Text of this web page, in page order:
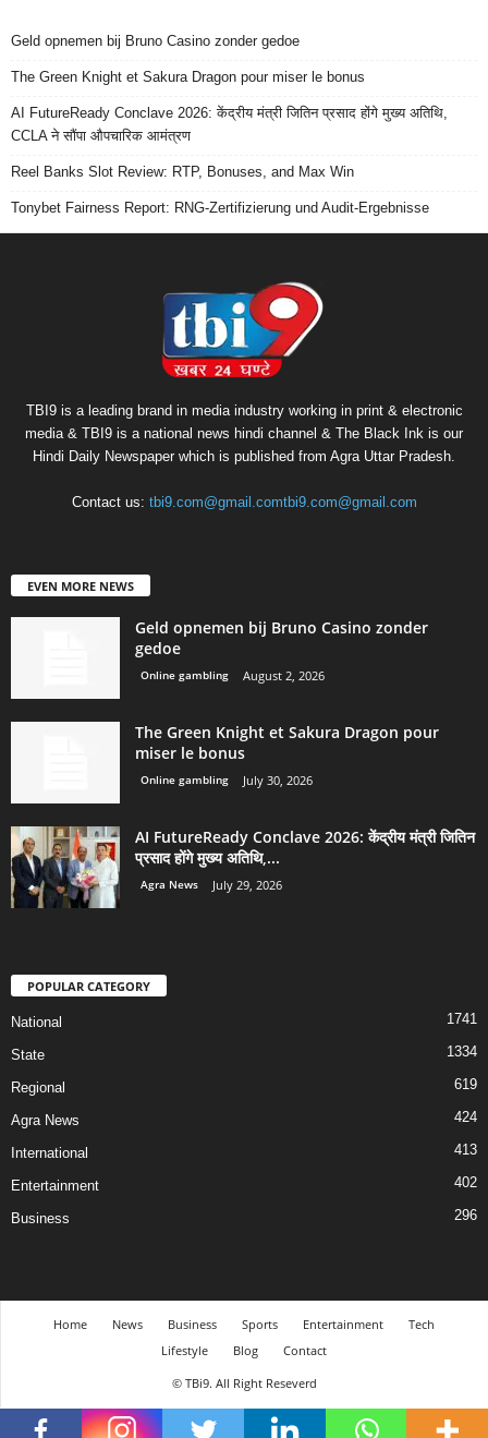
Geld opnemen bij Bruno Casino zonder gedoe
The Green Knight et Sakura Dragon pour miser le bonus
AI FutureReady Conclave 2026: केंद्रीय मंत्री जितिन प्रसाद होंगे मुख्य अतिथि,
CCLA ने सौंपा औपचारिक आमंत्रण
Reel Banks Slot Review: RTP, Bonuses, and Max Win
Tonybet Fairness Report: RNG-Zertifizierung und Audit-Ergebnisse
TBI9 is a leading brand in media industry working in print & electronic
media & TBI9 is a national news hindi channel & The Black Ink is our
Hindi Daily Newspaper which is published from Agra Uttar Pradesh.
Contact us: tbi9.com@gmail.comtbi9.com@gmail.com
EVEN MORE NEWS
Geld opnemen bij Bruno Casino zonder
gedoe
Online gambling August 2, 2026
The Green Knight et Sakura Dragon pour
miser le bonus
Online gambling July 30, 2026
AI FutureReady Conclave 2026: केंद्रीय मंत्री जितिन
प्रसाद होंगे मुख्य अतिथि,...
Agra News July 29, 2026
POPULAR CATEGORY
National 1741
State 1334
Regional 619
Agra News 424
International 413
Entertainment 402
Business 296
Home News Business Sports Entertainment
Tech
Lifestyle
Blog
Contact
© TBi9. All Right Reseverd